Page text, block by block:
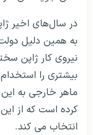
در سال‌های اخیر
به همین دلیل
نیروی کار ژاپن
بیشتری را
ماهر خارجی به
کرده است که از این
انتخاب می کند.